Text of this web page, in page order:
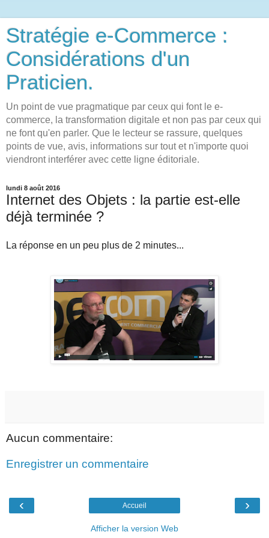
Stratégie e-Commerce :
Considérations d'un
Praticien.
Un point de vue pragmatique par ceux qui font le e-
commerce, la transformation digitale et non pas par ceux qui
ne font qu'en parler. Que le lecteur se rassure, quelques
points de vue, avis, informations sur tout et n'importe quoi
viendront interférer avec cette ligne éditoriale.
lundi 8 août 2016
Internet des Objets : la partie est-elle
déjà terminée ?
La réponse en un peu plus de 2 minutes...
Aucun commentaire:
Enregistrer un commentaire
‹ ›
Accueil
Afficher la version Web